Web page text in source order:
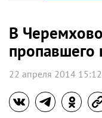
В
пропавшего
22 апреля 2014 15:12